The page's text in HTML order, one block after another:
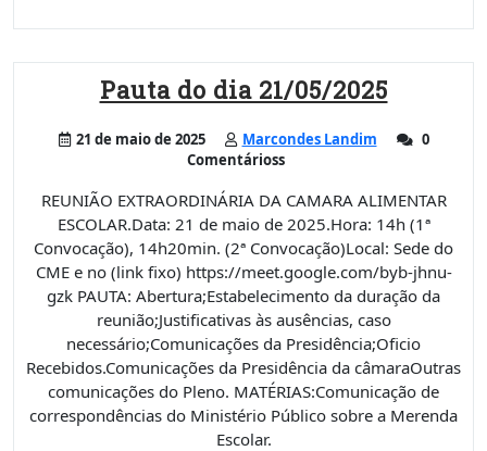
Pauta do dia 21/05/2025
21 de maio de 2025 Marcondes Landim
0
Comentárioss
REUNIÃO EXTRAORDINÁRIA DA CAMARA ALIMENTAR
ESCOLAR.Data: 21 de maio de 2025.Hora: 14h (1ª
Convocação), 14h20min. (2ª Convocação)Local: Sede do
CME e no (link fixo) https://meet.google.com/byb-jhnu-
gzk PAUTA: Abertura;Estabelecimento da duração da
reunião;Justificativas às ausências, caso
necessário;Comunicações da Presidência;Oficio
Recebidos.Comunicações da Presidência da câmaraOutras
comunicações do Pleno. MATÉRIAS:Comunicação de
correspondências do Ministério Público sobre a Merenda
Escolar.